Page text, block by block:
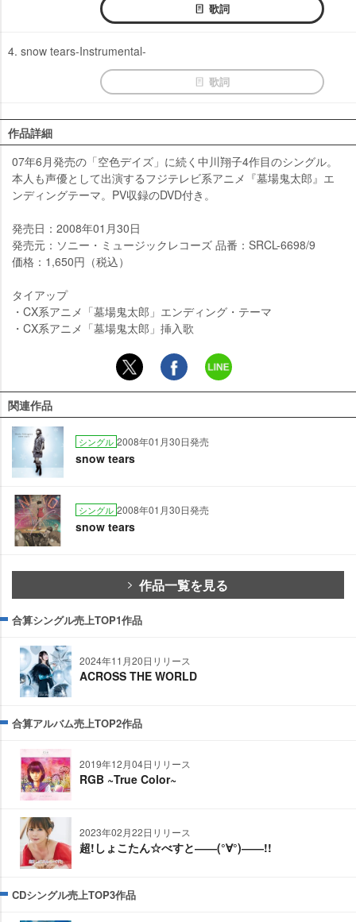
歌詞
4. snow tears-Instrumental-
歌詞
作品詳細
07年6月発売の「空色デイズ」に続く中川翔子4作目のシングル。
本人も声優として出演するフジテレビ系アニメ『墓場鬼太郎』エ
ンディングテーマ。PV収録のDVD付き。
発売日：2008年01月30日
発売元：ソニー・ミュージックレコーズ 品番：SRCL-6698/9
価格：1,650円（税込）
タイアップ
・CX系アニメ「墓場鬼太郎」エンディング・テーマ
・CX系アニメ「墓場鬼太郎」挿入歌
関連作品
シングル 2008年01月30日発売
snow tears
シングル 2008年01月30日発売
snow tears
作品一覧を見る
合算シングル売上TOP1作品
2024年11月20日リリース
ACROSS THE WORLD
合算アルバム売上TOP2作品
2019年12月04日リリース
RGB ~True Color~
2023年02月22日リリース
超!しょこたん☆べすと――(°∀°)――!!
CDシングル売上TOP3作品